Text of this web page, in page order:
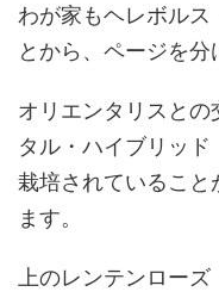
わが家もヘレボルス
とから、ページを分
オリエンタリスと
タル・ハイブリッ
栽培されていること
ます。
上のレンテンロー